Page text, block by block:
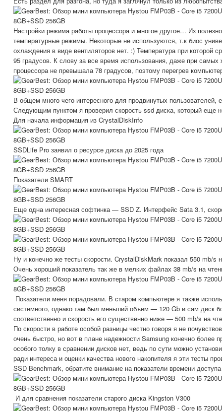
Настройки режима работы процессора и многое другое… Из
температурные режимы. Некоторые не используются, т.к биос
охлаждения в виде вентиляторов нет. :) Температура при которой
95 градусов. К слову за все время использования, даже при самых
процессора не превышала 78 градусов, поэтому перегрев
В общем много чего интересного для продвинутых пользователей,
Следующим пунктом я проверил скорость ssd диска, который еще
Для начала информация из CrystalDiskInfo
SSDLife Pro заявил о ресурсе диска до 2025 года
Показатели SMART
Еще одна интересная софтинка — SSD Z. Интерфейс Sata 3.1,
Ну и конечно же тесты скорости. CrystalDiskMark показал 550 mb/s
Очень хороший показатель так же в мелких файлах 38 mb/s на
Показатели меня порадовали. В старом компьютере я также
системного, однако там был меньший объем — 120 Gb и сам диск
соответственно и скорость его существенно ниже — 500 mb/s на
По скорости в работе особой разницы честно говоря я не
очень быстро, но вот в плане надежности Samsung конечно более
особого толку в сравнении дисков нет, ведь по сути можно
ради интереса и оценки качества нового накопителя я эти тесты
SSD Benchmark, обратите внимание на показатели времени
И для сравнения показатели старого диска Kingston V300